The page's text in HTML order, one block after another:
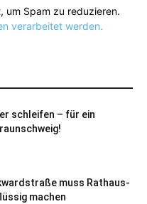
um Spam zu reduzieren.
verarbeitet werden.
schleifen – für ein
muss Rathaus-
machen